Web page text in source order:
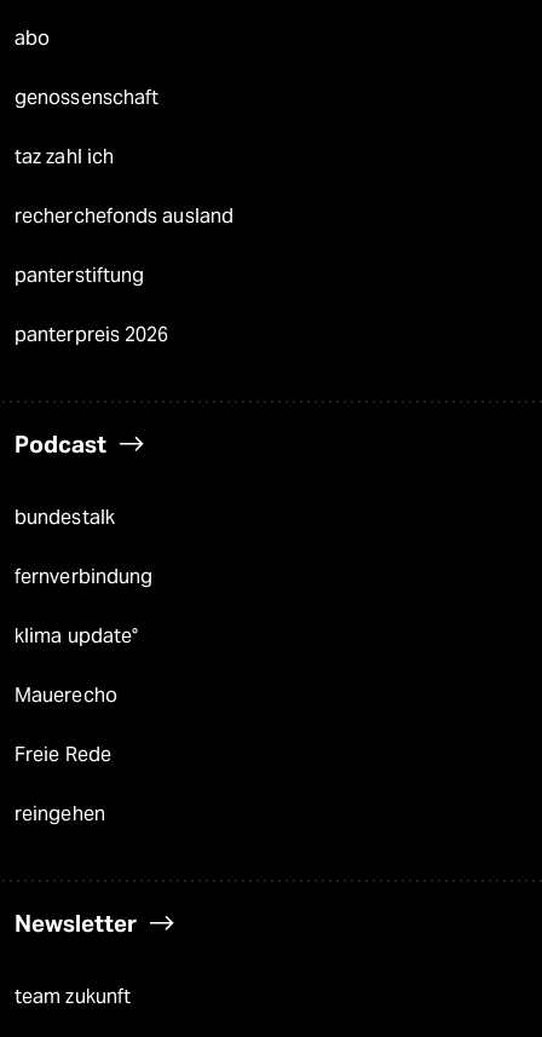
abo
genossenschaft
taz zahl ich
recherchefonds ausland
panterstiftung
panterpreis 2026
Podcast
bundestalk
fernverbindung
klima update°
Mauerecho
Freie Rede
reingehen
Newsletter
team zukunft